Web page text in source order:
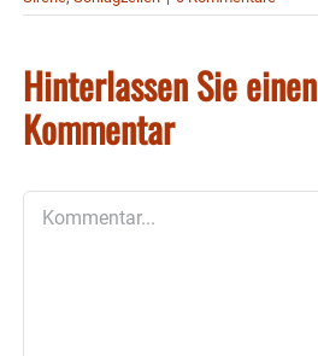
Hinterlassen Sie einen
Kommentar